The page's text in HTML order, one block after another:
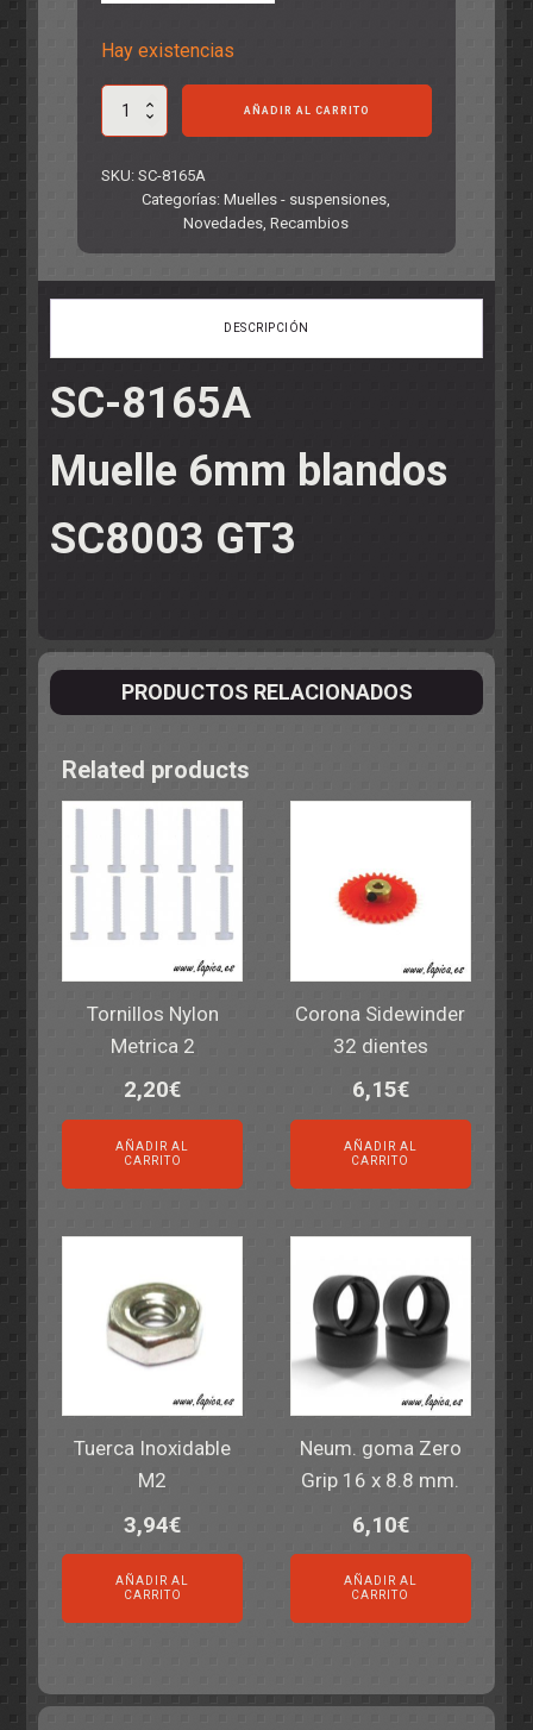
Hay existencias
Muelle
SC8003
AÑADIR AL CARRITO
SKU:SC-8165A
Categorías:Muelles - suspensiones
Novedades ,Recambios
DESCRIPCIÓN
SC-8165A
Muelle 6mm blandos
SC8003 GT3
PRODUCTOS RELACIONADOS
Related products
Tornillos Nylon
Metrica 2
2,20€
AÑADIR AL
CARRITO
Corona Sidewinder
32 dientes
6,15€
AÑADIR AL
CARRITO
Tuerca Inoxidable
M2
3,94€
AÑADIR AL
CARRITO
Neum. goma Zero
Grip 16 x 8.8 mm.
6,10€
AÑADIR AL
CARRITO